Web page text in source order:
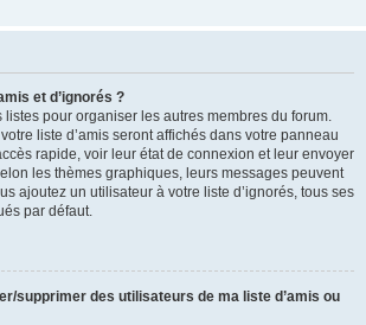
et d’ignorés ?
listes pour organiser les autres membres du forum.
liste d’amis seront affichés dans votre panneau
rapide, voir leur état de connexion et leur envoyer
les thèmes graphiques, leurs messages peuvent
ajoutez un utilisateur à votre liste d’ignorés, tous ses
par défaut.
supprimer des utilisateurs de ma liste d’amis ou